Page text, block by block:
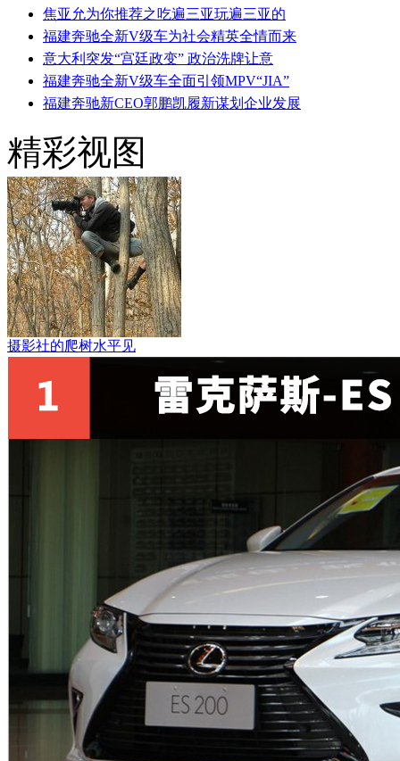
焦亚允为你推荐之吃遍三亚玩遍三亚的
福建奔驰全新V级车为社会精英全情而来
意大利突发“宫廷政变” 政治洗牌让意
福建奔驰全新V级车全面引领MPV“JIA”
福建奔驰新CEO郭鹏凯履新谋划企业发展
精彩视图
摄影社的爬树水平见